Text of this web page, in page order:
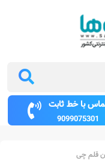
با خط ثابت
9099075301
قلم چی